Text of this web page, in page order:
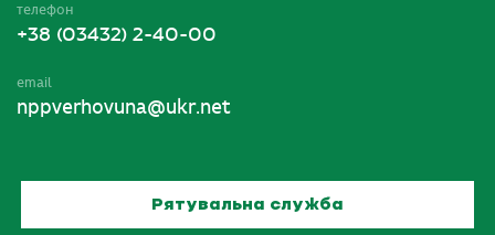
телефон
+38 (03432) 2-40-00
email
nppverhovuna@ukr.net
Рятувальна служба